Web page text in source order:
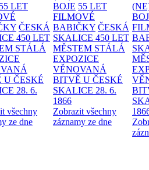
55 LET
ČESKÁ
450 LET
STÁLÁ
U ČESKÉ
28. 6.
všechny
ze dne
BOJE 55 LET
FILMOVÉ
BABIČKY ČESKÁ
SKALICE 450 LET
MĚSTEM STÁLÁ
EXPOZICE
VĚNOVANÁ
BITVĚ U ČESKÉ
SKALICE 28. 6.
1866
Zobrazit všechny
záznamy ze dne